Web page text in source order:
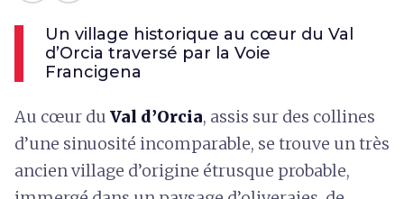
Un village historique au cœur du Val
d’Orcia traversé par la Voie
Francigena
Au cœur du Val d’Orcia, assis sur des collines
d’une sinuosité incomparable, se trouve un très
ancien village d’origine étrusque probable,